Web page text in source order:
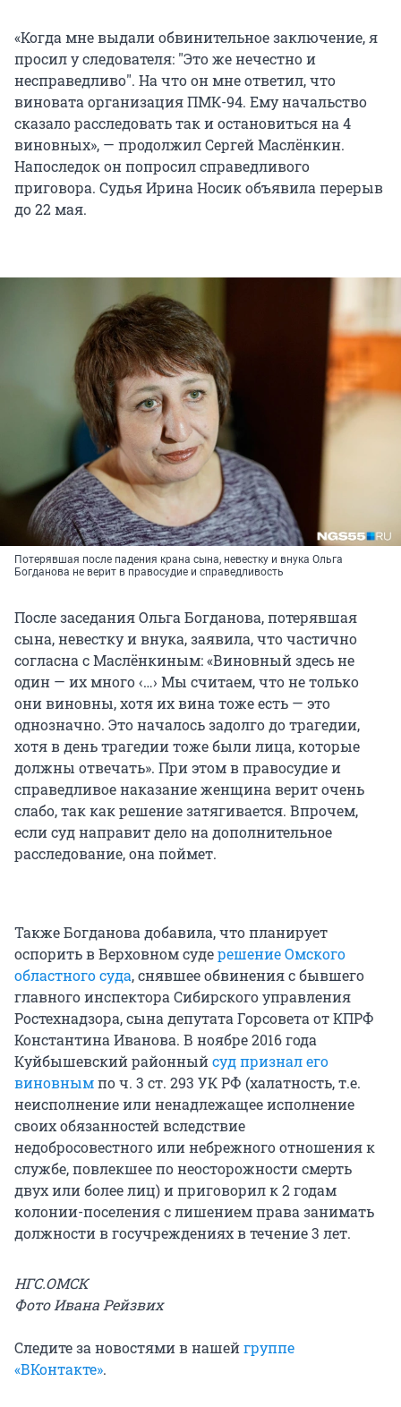
«Когда мне выдали обвинительное заключение, я
просил у следователя: "Это же нечестно и
несправедливо". На что он мне ответил, что
виновата организация ПМК-94. Ему начальство
сказало расследовать так и остановиться на 4
виновных», — продолжил Сергей Маслёнкин.
Напоследок он попросил справедливого
приговора. Судья Ирина Носик объявила перерыв
до 22 мая.
Потерявшая после падения крана сына, невестку и внука Ольга
Богданова не верит в правосудие и справедливость
После заседания Ольга Богданова, потерявшая
сына, невестку и внука, заявила, что частично
согласна с Маслёнкиным: «Виновный здесь не
один — их много ‹…› Мы считаем, что не только
они виновны, хотя их вина тоже есть — это
однозначно. Это началось задолго до трагедии,
хотя в день трагедии тоже были лица, которые
должны отвечать». При этом в правосудие и
справедливое наказание женщина верит очень
слабо, так как решение затягивается. Впрочем,
если суд направит дело на дополнительное
расследование, она поймет.
Также Богданова добавила, что планирует
оспорить в Верховном судерешение Омского
областного суда, снявшее обвинения с бывшего
главного инспектора Сибирского управления
Ростехнадзора, сына депутата Горсовета от КПРФ
Константина Иванова. В ноябре 2016 года
Куйбышевский районныйсуд признал его
виновнымпо ч. 3 ст. 293 УК РФ (халатность, т.е.
неисполнение или ненадлежащее исполнение
своих обязанностей вследствие
недобросовестного или небрежного отношения к
службе, повлекшее по неосторожности смерть
двух или более лиц) и приговорил к 2 годам
колонии-поселения с лишением права занимать
должности в госучреждениях в течение 3 лет.
НГС.ОМСК
Фото Ивана Рейзвих
Следите за новостями в нашейгруппе
«ВКонтакте».